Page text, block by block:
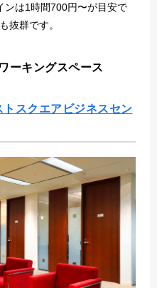
ンは1時間700円〜が目安で
抜群です。
ーキングスペース
スクエアビジネスセン